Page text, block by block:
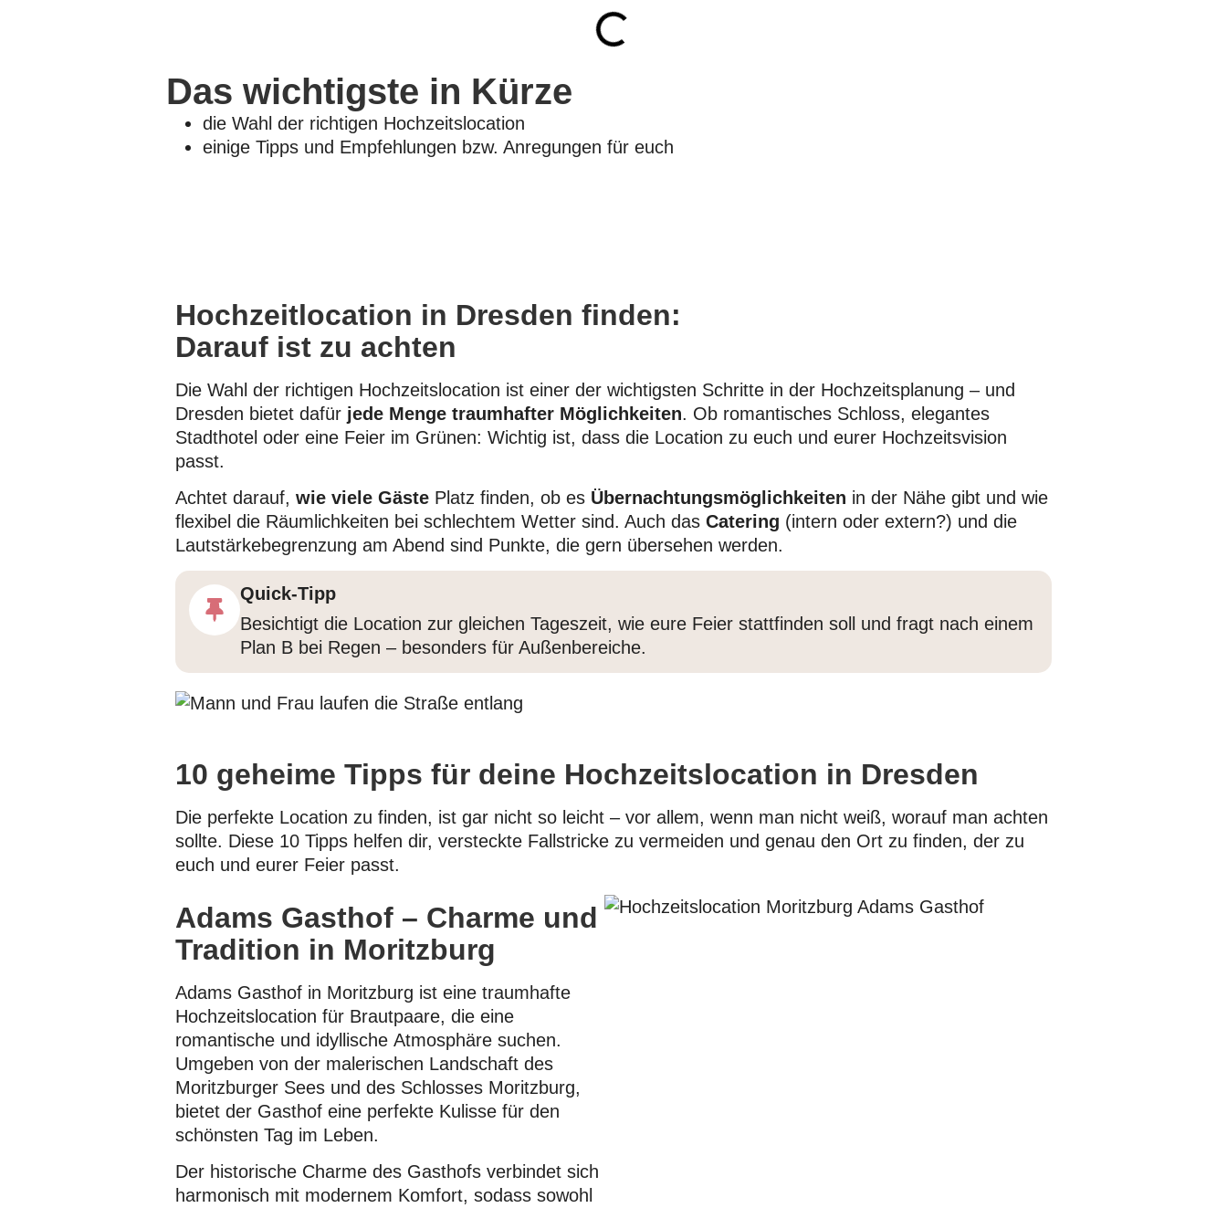
Das wichtigste in Kürze
die Wahl der richtigen Hochzeitslocation
einige Tipps und Empfehlungen bzw. Anregungen für euch
Hochzeitlocation in Dresden finden:
Darauf ist zu achten
Die Wahl der richtigen Hochzeitslocation ist einer der wichtigsten Schritte in der Hochzeitsplanung – und
Dresden bietet dafür jede Menge traumhafter Möglichkeiten. Ob romantisches Schloss, elegantes
Stadthotel oder eine Feier im Grünen: Wichtig ist, dass die Location zu euch und eurer Hochzeitsvision
passt.
Achtet darauf, wie viele Gäste Platz finden, ob es Übernachtungsmöglichkeiten in der Nähe gibt und wie
flexibel die Räumlichkeiten bei schlechtem Wetter sind. Auch das Catering (intern oder extern?) und die
Lautstärkebegrenzung am Abend sind Punkte, die gern übersehen werden.
Quick-Tipp
Besichtigt die Location zur gleichen Tageszeit, wie eure Feier stattfinden soll und fragt nach einem
Plan B bei Regen – besonders für Außenbereiche.
10 geheime Tipps für deine Hochzeitslocation in Dresden
Die perfekte Location zu finden, ist gar nicht so leicht – vor allem, wenn man nicht weiß, worauf man achten
sollte. Diese 10 Tipps helfen dir, versteckte Fallstricke zu vermeiden und genau den Ort zu finden, der zu
euch und eurer Feier passt.
Adams Gasthof – Charme und
Tradition in Moritzburg
Adams Gasthof in Moritzburg ist eine traumhafte
Hochzeitslocation für Brautpaare, die eine
romantische und idyllische Atmosphäre suchen.
Umgeben von der malerischen Landschaft des
Moritzburger Sees und des Schlosses Moritzburg,
bietet der Gasthof eine perfekte Kulisse für den
schönsten Tag im Leben.
Der historische Charme des Gasthofs verbindet sich
harmonisch mit modernem Komfort, sodass sowohl